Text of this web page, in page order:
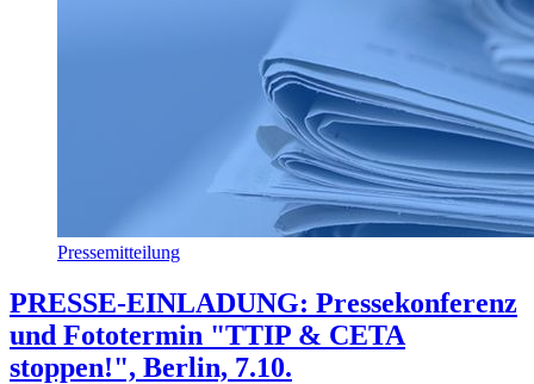
Pressemitteilung
PRESSE-EINLADUNG: Pressekonferenz
und Fototermin "TTIP & CETA
stoppen!", Berlin, 7.10.